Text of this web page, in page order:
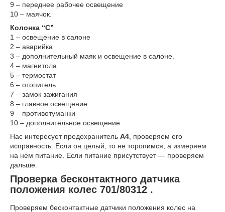
9 – переднее рабочее освещение
10 – маячок.
Колонка “С”
1 – освещение в салоне
2 – аварийка
3 – дополнительный маяк и освещение в салоне.
4 – магнитола
5 – термостат
6 – отопитель
7 – замок зажигания
8 – главное освещение
9 – противотуманки
10 – дополнительное освещение.
Нас интересует предохранитель A4 , проверяем его
исправность. Если он целый, то не торопимся, а измеряем
на нем питание. Если питание присутствует — проверяем
дальше.
Проверка бесконтактного датчика
положения колес 701/80312 .
Проверяем бесконтактные датчики положения колес на